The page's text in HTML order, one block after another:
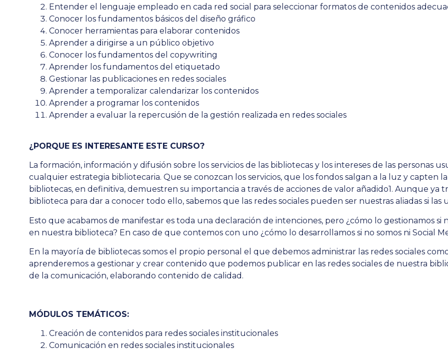
Entender el lenguaje empleado en cada red social para seleccionar formatos de contenidos
Conocer los fundamentos básicos del diseño gráfico
Conocer herramientas para elaborar contenidos
Aprender a dirigirse a un público objetivo
Conocer los fundamentos del copywriting
Aprender los fundamentos del etiquetado
Gestionar las publicaciones en redes sociales
Aprender a temporalizar calendarizar los contenidos
Aprender a programar los contenidos
Aprender a evaluar la repercusión de la gestión realizada en redes sociales
¿PORQUE ES INTERESANTE ESTE CURSO?
La formación, información y difusión sobre los servicios de las bibliotecas y los intereses de las personas
cualquier estrategia bibliotecaria. Que se conozcan los servicios, que los fondos salgan a la luz y capten
bibliotecas, en definitiva, demuestren su importancia a través de acciones de valor añadido1. Aunque ya
biblioteca para dar a conocer todo ello, sabemos que las redes sociales pueden ser nuestras aliadas si las
Esto que acabamos de manifestar es toda una declaración de intenciones, pero ¿cómo lo gestionamos
en nuestra biblioteca? En caso de que contemos con uno ¿cómo lo desarrollamos si no somos ni Social
En la mayoría de bibliotecas somos el propio personal el que debemos administrar las redes sociales
aprenderemos a gestionar y crear contenido que podemos publicar en las redes sociales de nuestra
de la comunicación, elaborando contenido de calidad.
MÓDULOS TEMÁTICOS:
Creación de contenidos para redes sociales institucionales
Comunicación en redes sociales institucionales